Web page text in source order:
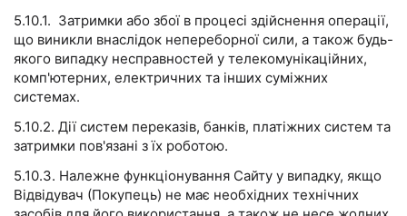
5.10.1. Затримки або збої в процесі здійснення операції,
що виникли внаслідок непереборної сили, а також будь-
якого випадку несправностей у телекомунікаційних,
комп'ютерних, електричних та інших суміжних
системах.
5.10.2. Дії систем переказів, банків, платіжних систем та
затримки пов'язані з їх роботою.
5.10.3. Належне функціонування Сайту у випадку, якщо
Відвідувач (Покупець) не має необхідних технічних